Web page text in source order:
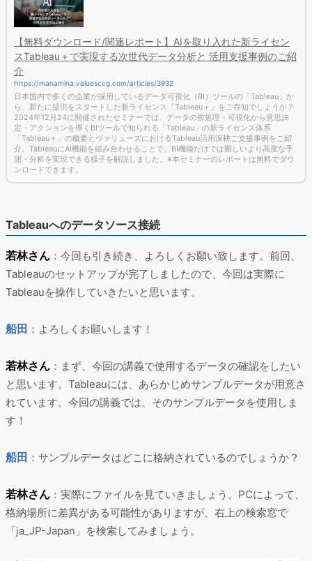
【無料ダウンロード/関連レポート】AIを取り入れた新ライセン
スTableau＋で実現する次世代データ分析と 活用支援事例のご紹
介
https://manamina.valuesccg.com/articles/3932
日本国内で多くの企業が採用しているデータ可視化（BI）ツールの「Tableau」か
ら、新たに提供をスタートした新ライセンス「Tableau＋」をご存知でしょうか？
2024年12月24に開催されたセミナーでは、データの前処理・可視化から意思決
定・アクションを導くBIツールで知られる「Tableau」の新ライセンス体系
「Tableau＋」の概要とヴァリューズにおけるTableau活用深耕ご支援事例をご紹
介。TableauにAI機能を組み合わせることで、BI機能だけでは難しいより高度な予
測・分析を実現できる様子を解説しました。※本セミナーのレポートは無料でダウ
ンロードできます。
Tableauへのデータソース接続
若林さん ：今回も引き続き、よろしくお願い致します。前回、
Tableauのセットアップが完了しましたので、今回は実際に
Tableauを操作していきたいと思います。
船田 ：よろしくお願いします！
若林さん ：まず、今回の講義で使用するデータの確認をしたい
と思います。Tableauには、あらかじめサンプルデータが用意さ
れています。今回の講義では、そのサンプルデータを使用しま
す！
船田 ：サンプルデータはどこに格納されているのでしょうか？
若林さん ：実際にファイルを見ていきましょう。PCによって、
格納場所に差異がある可能性がありますが、右上の検索窓で
「ja_JP-Japan」を検索してみましょう。